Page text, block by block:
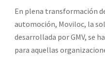
En plena transformación
automoción, Moviloc, la
desarrollada por GMV, se
para aquellas